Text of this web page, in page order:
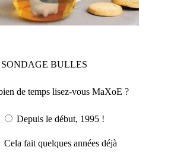
SONDAGE BULLES
de temps lisez-vous MaXoE ?
Depuis le début, 1995 !
Cela fait quelques années déjà